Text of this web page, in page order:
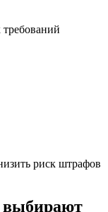
риск штрафов
выбирают